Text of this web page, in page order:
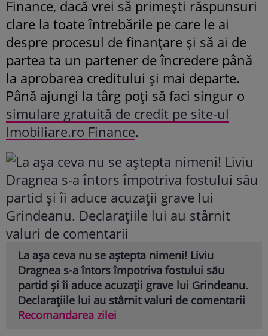
Finance, dacă vrei să primești răspunsuri
clare la toate întrebările pe care le ai
despre procesul de finanțare și să ai de
partea ta un partener de încredere până
la aprobarea creditului și mai departe.
Până ajungi la târg poți să faci singur o
simulare gratuită de credit pe site-ul
Imobiliare.ro Finance.
La așa ceva nu se aștepta nimeni! Liviu
Dragnea s-a întors împotriva fostului său
partid și îi aduce acuzații grave lui Grindeanu.
Declarațiile lui au stârnit valuri de comentarii
Recomandarea zilei